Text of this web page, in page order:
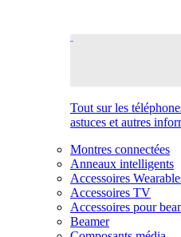
Tout sur les
astuces et autres
Montres connectées
Anneaux intelligents
Accessoires
Accessoires TV
Accessoires pour
Beamer